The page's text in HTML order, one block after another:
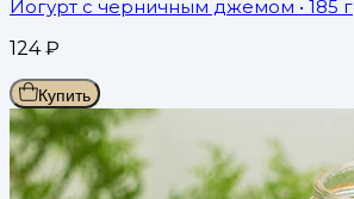
Йогурт с черничным джемом • 185 г
124₽
Купить